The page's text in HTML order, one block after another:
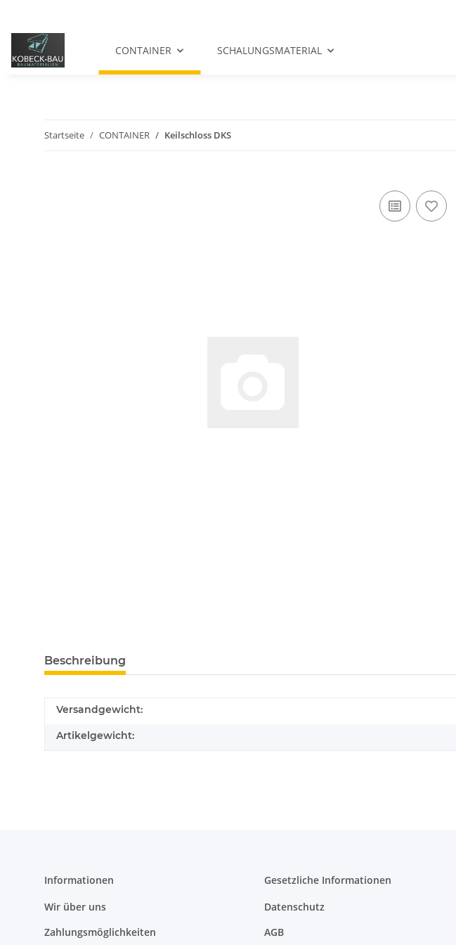
CONTAINER SCHALUNGSMATERIAL
Startseite CONTAINER Keilschloss DKS
Beschreibung
Versandgewicht:
Artikelgewicht:
Informationen
Wir über uns
Zahlungsmöglichkeiten
Gesetzliche Informationen
Datenschutz
AGB